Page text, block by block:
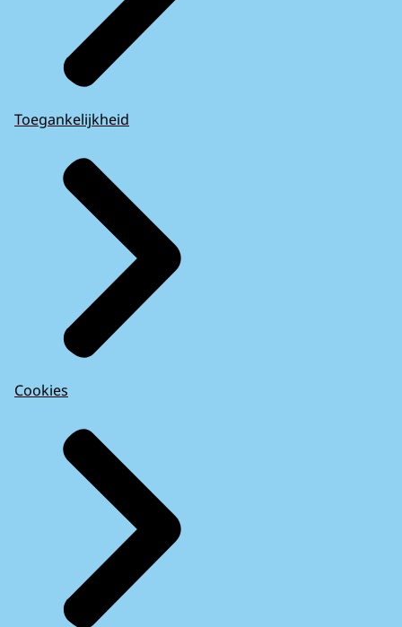
Toegankelijkheid
Cookies